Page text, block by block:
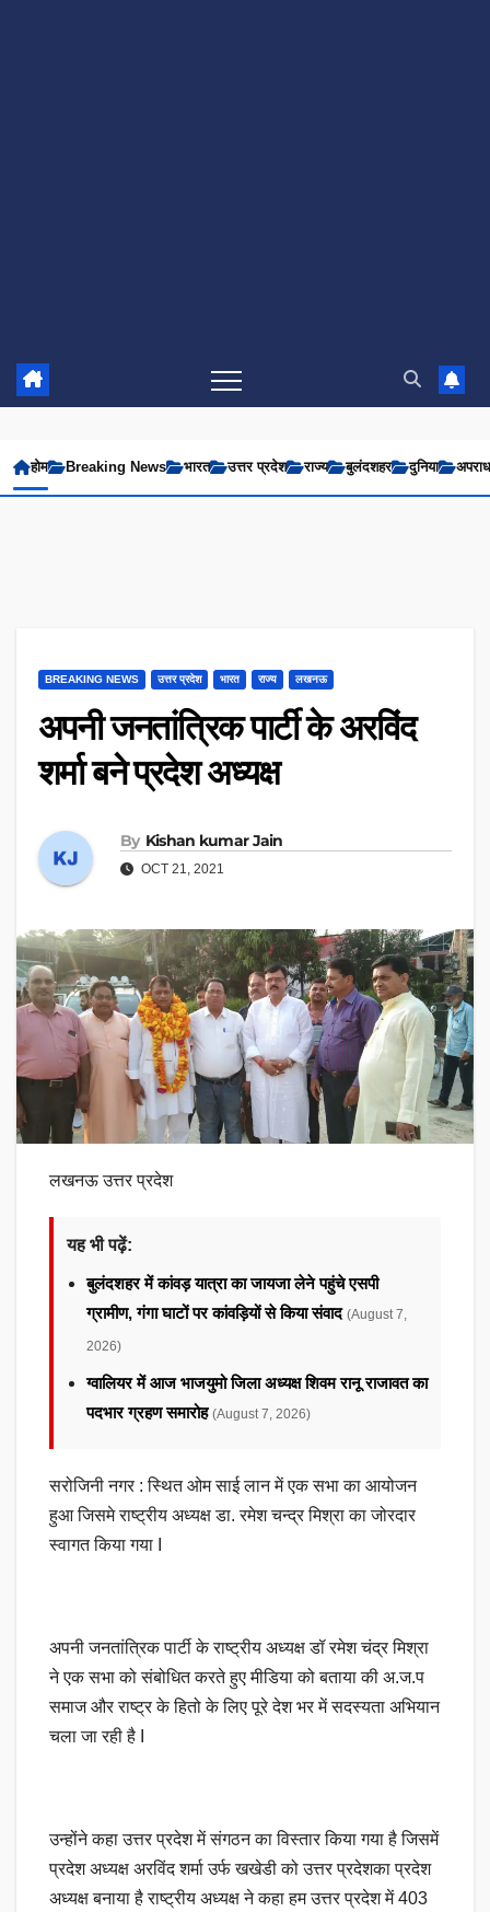
होम Breaking News भारत उत्तर प्रदेश राज्य बुलंदशहर दुनिया अपराध
BREAKING NEWS उत्तर प्रदेश भारत राज्य लखनऊ
अपनी जनतांत्रिक पार्टी के अरविंद
शर्मा बने प्रदेश अध्यक्ष
By Kishan kumar Jain
OCT 21, 2021
लखनऊ उत्तर प्रदेश
यह भी पढ़ें:
बुलंदशहर में कांवड़ यात्रा का जायजा लेने पहुंचे एसपी
ग्रामीण, गंगा घाटों पर कांवड़ियों से किया संवाद (August 7,
2026)
ग्वालियर में आज भाजयुमो जिला अध्यक्ष शिवम रानू राजावत का
पदभार ग्रहण समारोह (August 7, 2026)
सरोजिनी नगर : स्थित ओम साई लान में एक सभा का आयोजन
हुआ जिसमे राष्ट्रीय अध्यक्ष डा. रमेश चन्द्र मिश्रा का जोरदार
स्वागत किया गया I
अपनी जनतांत्रिक पार्टी के राष्ट्रीय अध्यक्ष डॉ रमेश चंद्र मिश्रा
ने एक सभा को संबोधित करते हुए मीडिया को बताया की अ.ज.प
समाज और राष्ट्र के हितो के लिए पूरे देश भर में सदस्यता अभियान
चला जा रही है I
उन्होंने कहा उत्तर प्रदेश में संगठन का विस्तार किया गया है जिसमें
प्रदेश अध्यक्ष अरविंद शर्मा उर्फ खखेडी को उत्तर प्रदेशका प्रदेश
अध्यक्ष बनाया है राष्ट्रीय अध्यक्ष ने कहा हम उत्तर प्रदेश में 403